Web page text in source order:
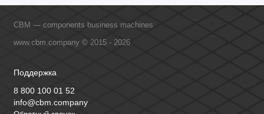
CBM — components business machines
www.cbm.company © 2015 - 2026
Поддержка
8 800 100 01 52
info@cbm.company